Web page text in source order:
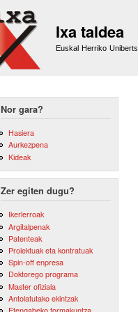
Ixa taldea
Euskal Herriko
Nor gara?
Hasiera
Aurkezpena
Kideak
Zer egiten dugu?
Ikerlerroak
Argitalpenak
Patenteak
Proiektuak eta kontratuak
Spin-off enpresa
Doktorego programa
Master ofiziala
Antolatutako ekintzak